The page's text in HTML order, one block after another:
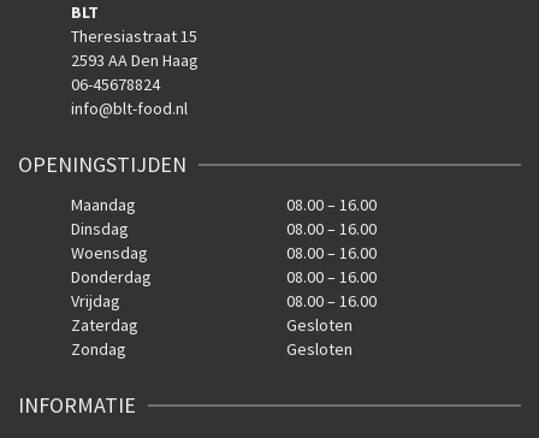
BLT
Theresiastraat 15
2593 AA Den Haag
06-45678824
info@blt-food.nl
OPENINGSTIJDEN
Maandag
08.00 – 16.00
Dinsdag
08.00 – 16.00
Woensdag
08.00 – 16.00
Donderdag
08.00 – 16.00
Vrijdag
08.00 – 16.00
Zaterdag
Gesloten
Zondag
Gesloten
INFORMATIE